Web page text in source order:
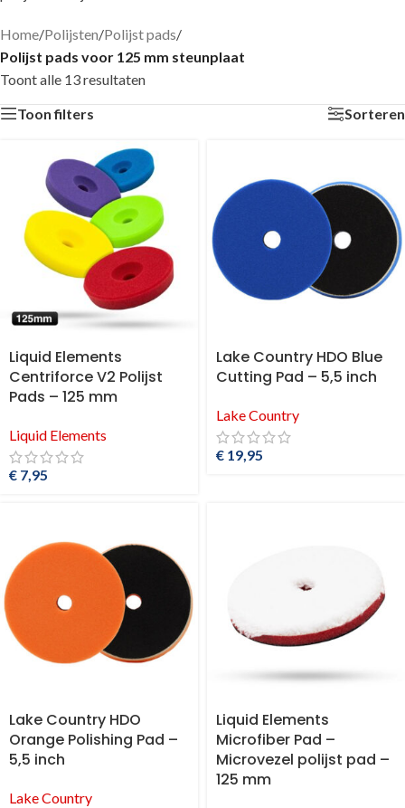
Home/Polijsten/Polijst pads/
Polijst pads voor 125 mm steunplaat
Toont alle 13 resultaten
Toon filters
Sorteren
Liquid Elements
Centriforce V2 Polijst
Pads – 125 mm
Liquid Elements
€ 7,95
Lake Country HDO Blue
Cutting Pad – 5,5 inch
Lake Country
€ 19,95
Lake Country HDO
Orange Polishing Pad –
5,5 inch
Lake Country
Liquid Elements
Microfiber Pad –
Microvezel polijst pad –
125 mm